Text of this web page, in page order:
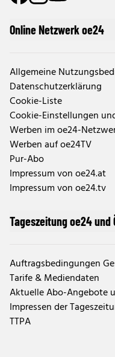
Online Netzwerk oe24
Allgemeine
Datenschutzerklärung
Cookie-Liste
Cookie-Einstellungen
Werben im oe24-
Werben auf oe24TV
Pur-Abo
Impressum von oe24.at
Impressum von oe24.tv
Tageszeitung oe24 und
Auftragsbedingungen
Tarife & Mediendaten
Aktuelle Abo-Angebote
Impressen der
TTPA